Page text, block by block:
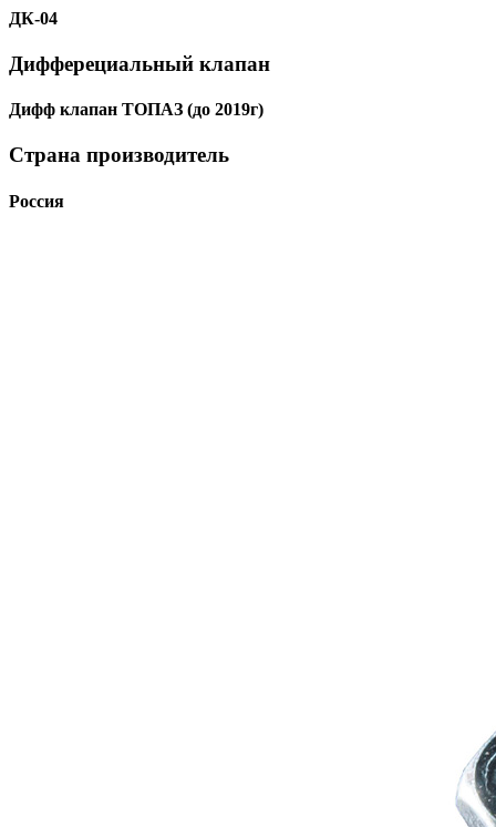
ДК-04
Дифферециальный клапан
Дифф клапан ТОПАЗ (до 2019г)
Страна производитель
Россия